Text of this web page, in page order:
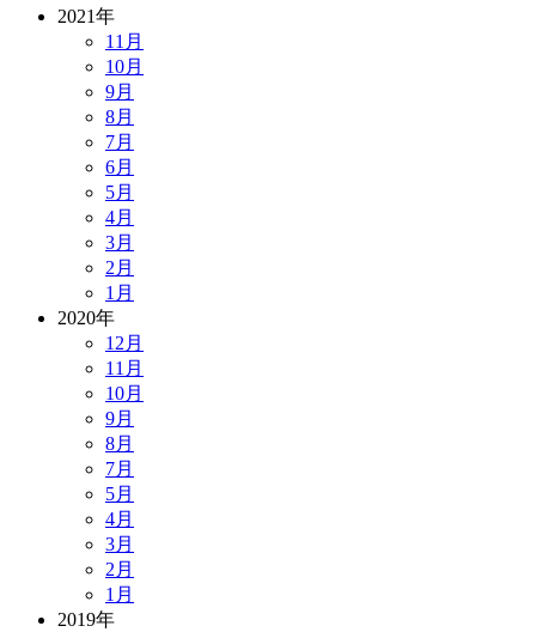
2021年
11月
10月
9月
8月
7月
6月
5月
4月
3月
2月
1月
2020年
12月
11月
10月
9月
8月
7月
5月
4月
3月
2月
1月
2019年